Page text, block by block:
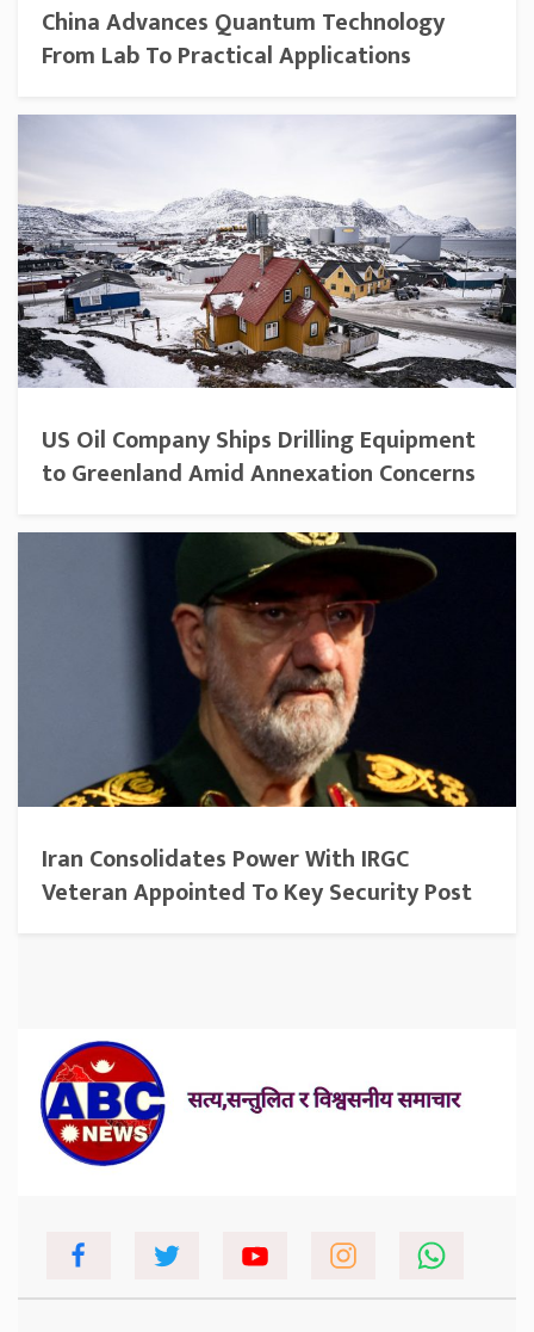
China Advances Quantum Technology
From Lab To Practical Applications
US Oil Company Ships Drilling Equipment
to Greenland Amid Annexation Concerns
Iran Consolidates Power With IRGC
Veteran Appointed To Key Security Post